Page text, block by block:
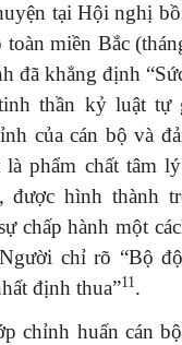
tại Hội nghị
toàn miền Bắc
đã khẳng định
thần kỷ luật tự
của cán bộ và
phẩm chất tâm
được hình thành
chấp hành một
chỉ rõ “Bộ
định thua”11.
chỉnh huấn cán